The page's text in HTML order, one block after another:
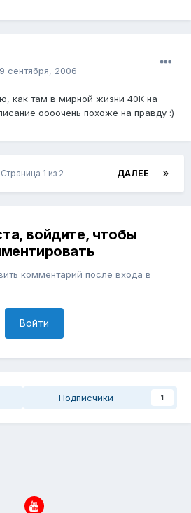
сентября, 2006
как там в мирной жизни 40К на
оооочень похоже на правду :)
ДАЛЕЕ
Страница 1 из 2
войдите, чтобы
комментарий после входа в
Войти
Подписчики 1